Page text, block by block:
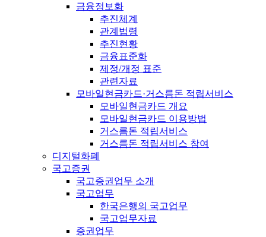
금융정보화
추진체계
관계법령
추진현황
금융표준화
제정/개정 표준
관련자료
모바일현금카드·거스름돈 적립서비스
모바일현금카드 개요
모바일현금카드 이용방법
거스름돈 적립서비스
거스름돈 적립서비스 참여
디지털화폐
국고증권
국고증권업무 소개
국고업무
한국은행의 국고업무
국고업무자료
증권업무